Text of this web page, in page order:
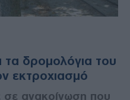
τα δρομολόγια του
εκτροχιασμό
σε ανακοίνωση που